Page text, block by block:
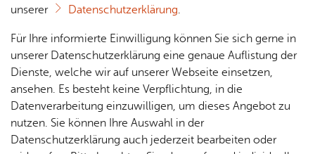
Rat­
haus &
Bür­
ger­
ser­vice
Rat­
häu­ser
Nach­
rich­
ten,
Vi­de­os
& Bil­
der
Me­di­
Jobs
Stel­
len­an­
ge­bo­te
Aus­bil­
dung &
Stu­di­
Bauen
& Um­
welt
Geo­
da­ten
Ge­
sund­
heit &
kum
Don­ners­tag, 06. Au­gust 2026 , 20:00 Uhr
unserer
Datenschutzerklärung.
Für Ihre informierte Einwilligung können Sie sich gerne in
unserer Datenschutzerklärung eine genaue Auflistung der
Dienste, welche wir auf unserer Webseite einsetzen,
ansehen. Es besteht keine Verpflichtung, in die
Datenverarbeitung einzuwilligen, um dieses Angebot zu
nutzen. Sie können Ihre Auswahl in der
Datenschutzerklärung auch jederzeit bearbeiten oder